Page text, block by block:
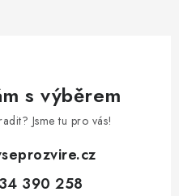
s výběrem
Jsme tu pro vás!
390 258